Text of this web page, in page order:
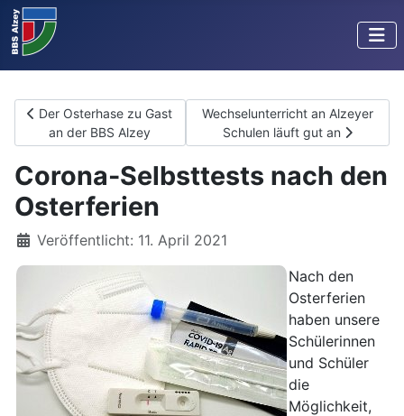
Vorheriger Beitrag: Der Osterhase zu Gast an der BBS Alzey
Der Osterhase zu Gast
an der BBS Alzey
Nächster Beitrag:
Wechselunterricht an Alzeyer
Schulen läuft gut an
Corona-Selbsttests nach den
Osterferien
Details
Veröffentlicht: 11. April 2021
Nach den
Osterferien
haben unsere
Schülerinnen
und Schüler
die
Möglichkeit,